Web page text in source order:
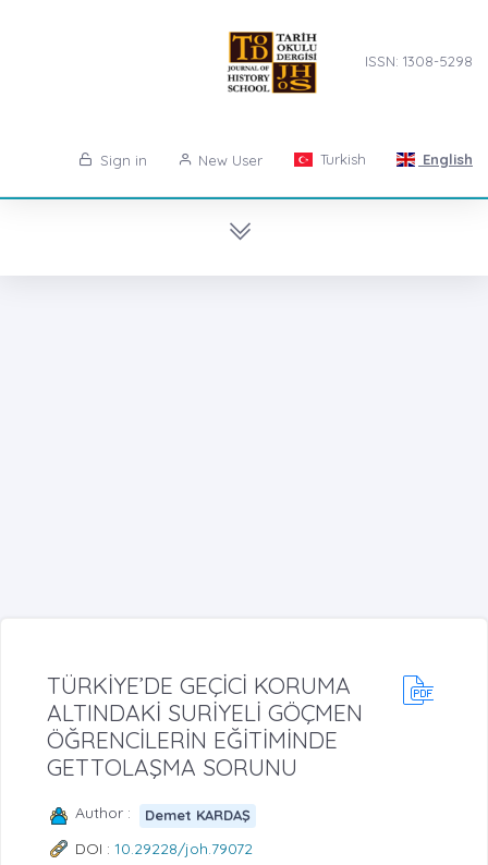
ISSN: 1308-5298
Sign in New User Turkish English
TÜRKİYE’DE GEÇİCİ KORUMA
ALTINDAKİ SURİYELİ GÖÇMEN
ÖĞRENCİLERİN EĞİTİMİNDE
GETTOLAŞMA SORUNU
Author : Demet KARDAŞ
DOI : 10.29228/joh.79072